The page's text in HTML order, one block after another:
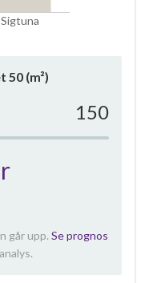
Sigtuna
50 (m²)
150
går upp. Se prognos